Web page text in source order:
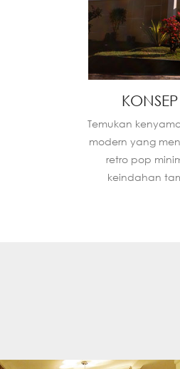
Temukan
modern yang
retro pop
keindahan